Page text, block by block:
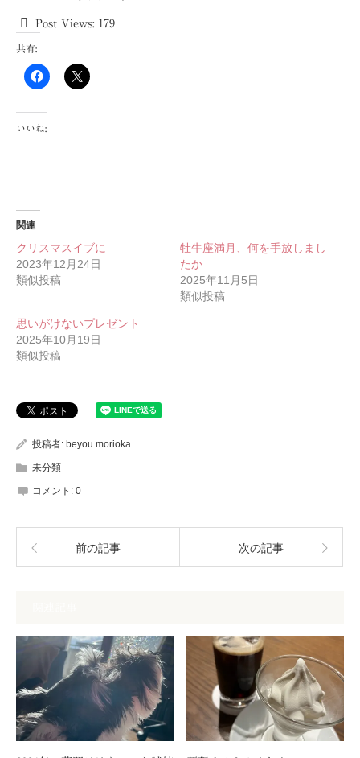
Post Views: 179
共有:
いいね:
関連
クリスマスイブに
2023年12月24日
類似投稿
牡牛座満月、何を手放しまし
たか
2025年11月5日
類似投稿
思いがけないプレゼント
2025年10月19日
類似投稿
投稿者: beyou.morioka
未分類
コメント: 0
前の記事 次の記事